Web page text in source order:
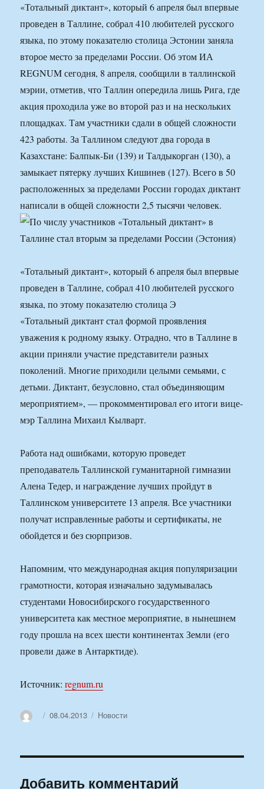
«Тотальный диктант», который 6 апреля был впервые
проведен в Таллине, собрал 410 любителей русского
языка, по этому показателю столица Эстонии заняла
второе место за пределами России. Об этом ИА
REGNUM сегодня, 8 апреля, сообщили в таллинской
мэрии, отметив, что Таллин опередила лишь Рига, где
акция проходила уже во второй раз и на нескольких
площадках. Там участники сдали в общей сложности
423 работы. За Таллином следуют два города в
Казахстане: Балпык-Би (139) и Талдыкорган (130), а
замыкает пятерку лучших Кишинев (127). Всего в 50
расположенных за пределами России городах диктант
написали в общей сложности 2,5 тысячи человек.
«Тотальный диктант», который 6 апреля был впервые
проведен в Таллине, собрал 410 любителей русского
языка, по этому показателю столица Э
«Тотальный диктант стал формой проявления
уважения к родному языку. Отрадно, что в Таллине в
акции приняли участие представители разных
поколений. Многие приходили целыми семьями, с
детьми. Диктант, безусловно, стал объединяющим
мероприятием», — прокомментировал его итоги вице-
мэр Таллина Михаил Кылварт.
Работа над ошибками, которую проведет
преподаватель Таллинской гуманитарной гимназии
Алена Тедер, и награждение лучших пройдут в
Таллинском университете 13 апреля. Все участники
получат исправленные работы и сертификаты, не
обойдется и без сюрпризов.
Напомним, что международная акция популяризации
грамотности, которая изначально задумывалась
студентами Новосибирского государственного
университета как местное мероприятие, в нынешнем
году прошла на всех шести континентах Земли (его
провели даже в Антарктиде).
Источник:regnum.ru
АвторОпубликовано
08.04.2013 Рубрики
Новости
Добавить комментарий